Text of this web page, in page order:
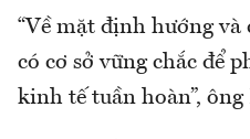
“Về mặt định hướng
có cơ sở vững chắc để
kinh tế tuần hoàn”, ông